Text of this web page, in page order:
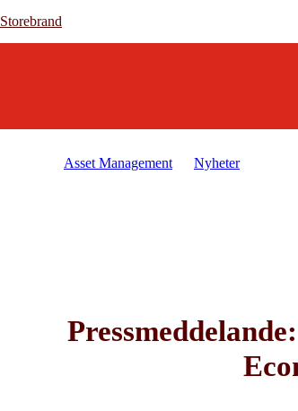
Storebrand
Storebrand
Asset Management Nyheter